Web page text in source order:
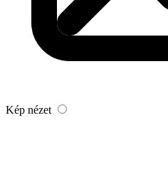
Kép nézet